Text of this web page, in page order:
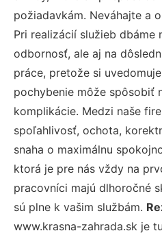
požiadavkám. Neváhajte a
Pri realizácií služieb dbáme
odbornosť, ale aj na
práce, pretože si
pochybenie môže spôsobiť
komplikácie. Medzi naše
spoľahlivosť, ochota,
snaha o maximálnu
ktorá je pre nás vždy na
pracovníci majú dlhoročné
sú plne k vašim službám.
www.krasna-zahrada.sk je